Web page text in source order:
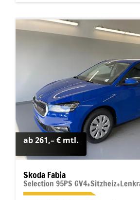
ab 261,– € mtl.
Skoda Fabia